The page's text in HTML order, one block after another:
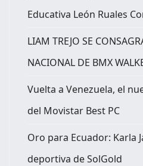
Educativa León Ruales
LIAM TREJO SE
NACIONAL DE BMX
Vuelta a Venezuela, el
del Movistar Best PC
Oro para Ecuador: Karla
deportiva de SolGold